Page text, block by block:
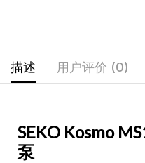
描述 用户评价 (0)
SEKO Kosmo
泵